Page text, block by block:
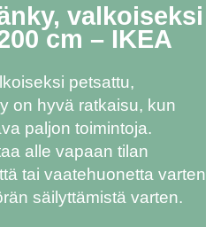
valkoiseksi
cm – IKEA
petsattu,
on hyvä ratkaisu, kun
paljon toimintoja.
alle vapaan tilan
tai vaatehuonetta varten
säilyttämistä varten.